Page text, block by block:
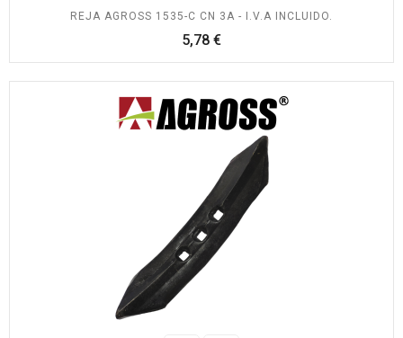
REJA AGROSS 1535-C CN 3A - I.V.A INCLUIDO.
5,78 €Precio